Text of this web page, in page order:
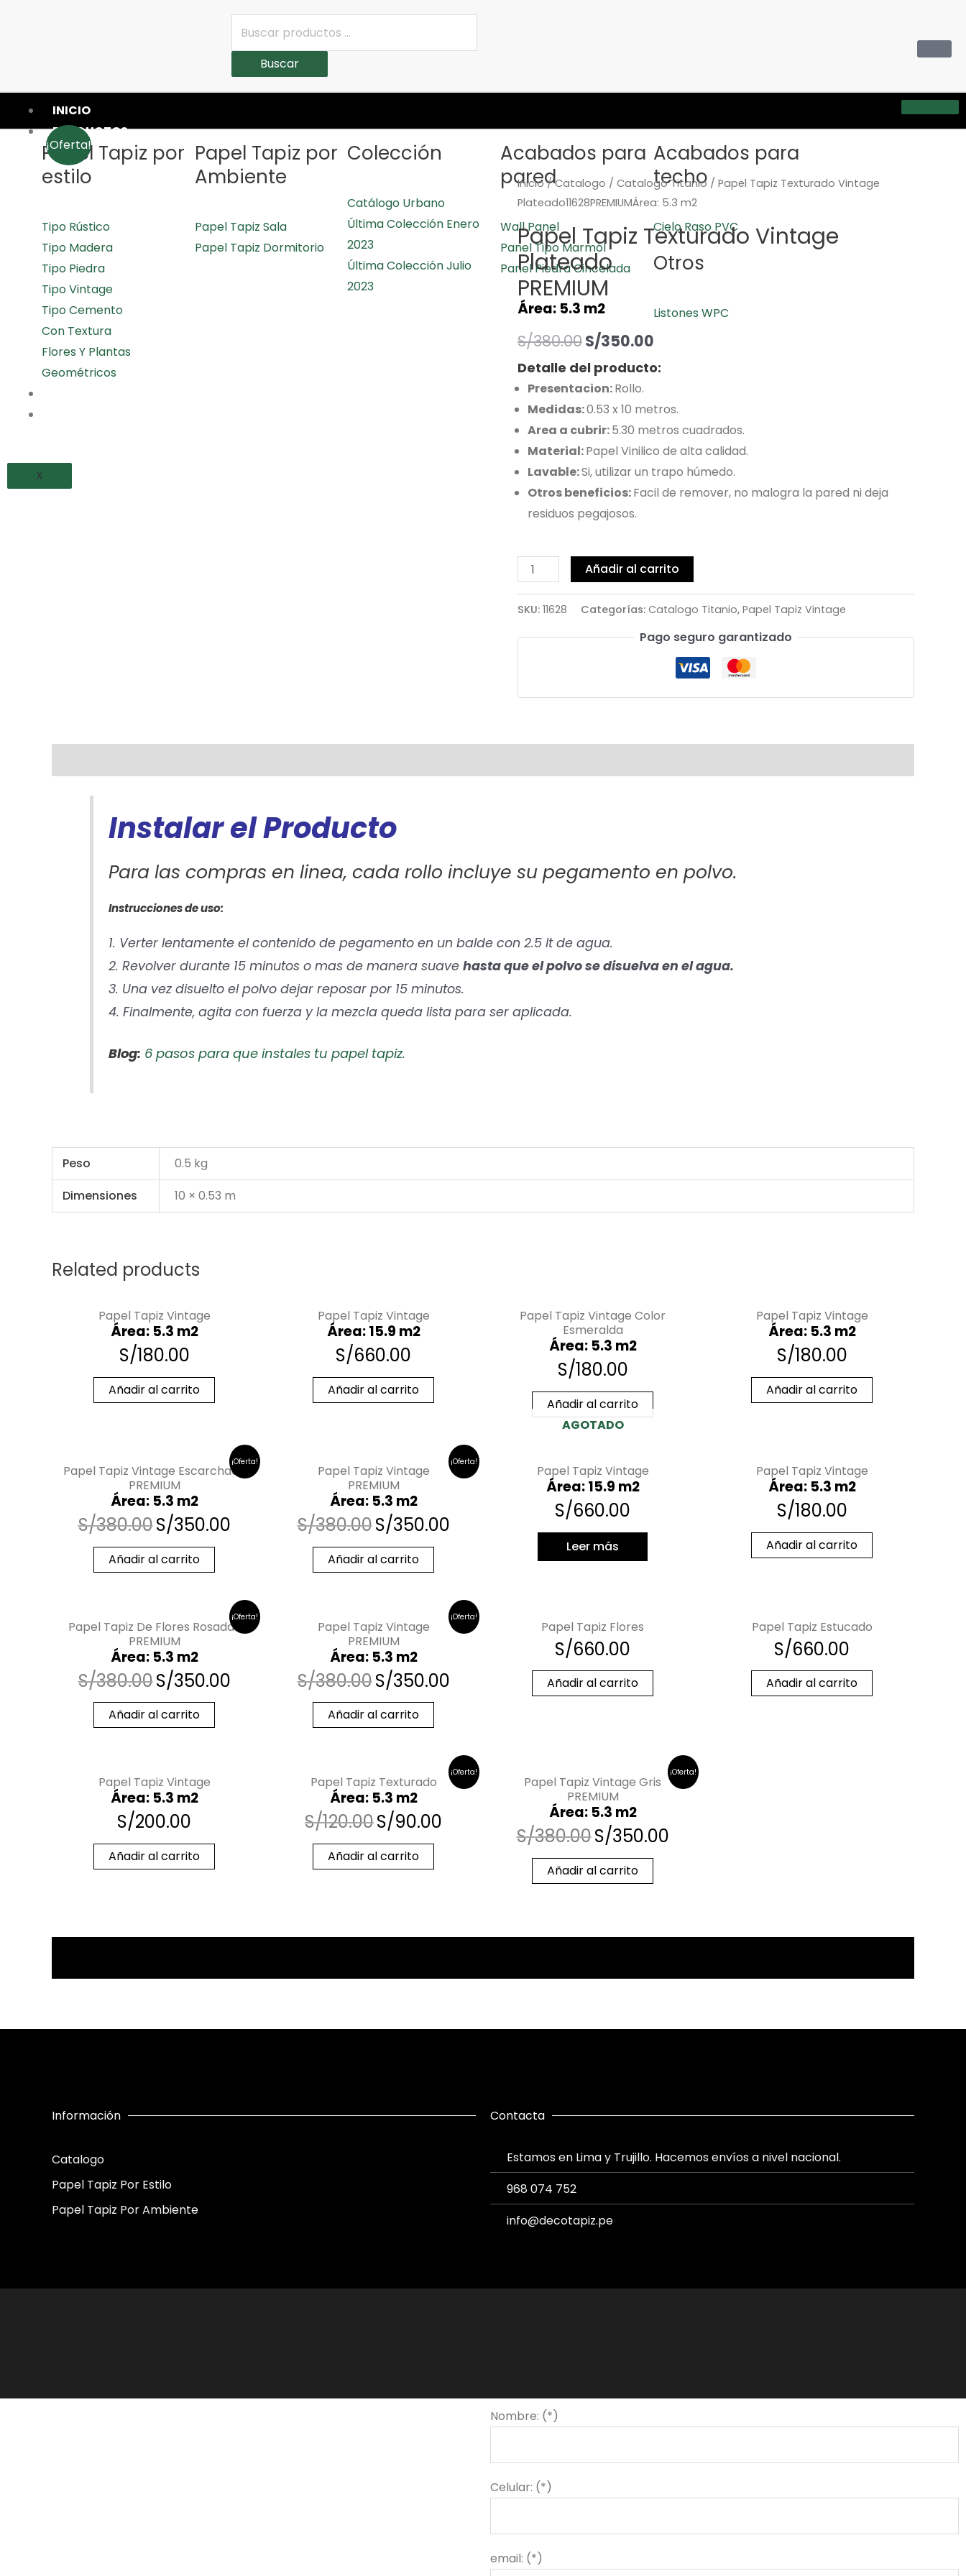
Buscar
INICIO
PRODUCTOS
Papel Tapiz por
estilo
Tipo Rústico
Tipo Madera
Tipo Piedra
Tipo Vintage
Tipo Cemento
Con Textura
Flores Y Plantas
Geométricos
Papel Tapiz por
Ambiente
Papel Tapiz Sala
Papel Tapiz Dormitorio
Colección
Catálogo Urbano
Última Colección Enero
2023
Última Colección Julio
2023
Acabados para
pared
Wall Panel
Panel Tipo Marmól
Panel Piedra Cincelada
Acabados para
techo
Cielo Raso PVC
Otros
Listones WPC
X
¡Oferta!
Inicio/Catalogo / Catalogo Titanio / Papel Tapiz Texturado Vintage
Plateado11628PREMIUMÁrea: 5.3 m2
Papel Tapiz Texturado Vintage
Plateado
PREMIUM
Área: 5.3 m2
S/380.00S/350.00
Detalle del producto:
Presentacion:Rollo.
Medidas:0.53 x 10 metros.
Area a cubrir:5.30 metros cuadrados.
Material:Papel Vinilico de alta calidad.
Lavable:Si, utilizar un trapo húmedo.
Otros beneficios:Facil de remover, no malogra la pared ni deja
residuos pegajosos.
Añadir al carrito
SKU: 11628 Categorías: Catalogo Titanio, Papel Tapiz Vintage
Pago seguro garantizado
Instalar el Producto
Para las compras en linea, cada rollo incluye su pegamento en polvo.
Instrucciones de uso:
1. Verter lentamente el contenido de pegamento en un balde con 2.5 lt de agua.
2. Revolver durante 15 minutos o mas de manera suave hasta que el polvo se disuelva en el agua.
3. Una vez disuelto el polvo dejar reposar por 15 minutos.
4. Finalmente, agita con fuerza y la mezcla queda lista para ser aplicada.
Blog: 6 pasos para que instales tu papel tapiz.
Peso
0.5 kg
Dimensiones
10 × 0.53 m
Related products
Papel Tapiz Vintage
Área: 5.3 m2
S/180.00
Añadir al carrito
Papel Tapiz Vintage
Área: 15.9 m2
S/660.00
Añadir al carrito
Papel Tapiz Vintage Color
Esmeralda
Área: 5.3 m2
S/180.00
Añadir al carrito
Papel Tapiz Vintage
Área: 5.3 m2
S/180.00
Añadir al carrito
¡Oferta!
Papel Tapiz Vintage Escarchado
PREMIUM
Área: 5.3 m2
S/380.00S/350.00
Añadir al carrito
¡Oferta!
Papel Tapiz Vintage
PREMIUM
Área: 5.3 m2
S/380.00S/350.00
Añadir al carrito
AGOTADO
Papel Tapiz Vintage
Área: 15.9 m2
S/660.00
Leer más
Papel Tapiz Vintage
Área: 5.3 m2
S/180.00
Añadir al carrito
¡Oferta!
Papel Tapiz De Flores Rosadas
PREMIUM
Área: 5.3 m2
S/380.00S/350.00
Añadir al carrito
¡Oferta!
Papel Tapiz Vintage
PREMIUM
Área: 5.3 m2
S/380.00S/350.00
Añadir al carrito
Papel Tapiz Flores
S/660.00
Añadir al carrito
Papel Tapiz Estucado
S/660.00
Añadir al carrito
Papel Tapiz Vintage
Área: 5.3 m2
S/200.00
Añadir al carrito
¡Oferta!
Papel Tapiz Texturado
Área: 5.3 m2
S/120.00S/90.00
Añadir al carrito
¡Oferta!
Papel Tapiz Vintage Gris
PREMIUM
Área: 5.3 m2
S/380.00S/350.00
Añadir al carrito
Información
Catalogo
Papel Tapiz Por Estilo
Papel Tapiz Por Ambiente
Contacta
Estamos en Lima y Trujillo. Hacemos envíos a nivel nacional.
968 074 752
info@decotapiz.pe
Nombre: (*)
Celular: (*)
email: (*)